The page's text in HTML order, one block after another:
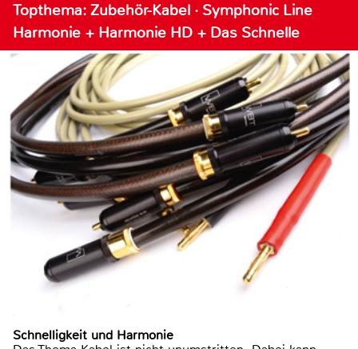
Topthema: Zubehör-Kabel · Symphonic Line
Harmonie + Harmonie HD + Das Schnelle
Schnelligkeit und Harmonie